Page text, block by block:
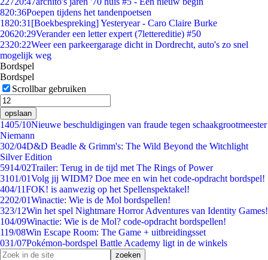
820:36Poepen tijdens het tandenpoetsen
1820:31 [Boekbespreking] Yesteryear - Caro Claire Burke
20620:29Verander een letter expert (7lettereditie) #50
2320:22Weer een parkeergarage dicht in Dordrecht, auto's zo snel
mogelijk weg
Bordspel
Bordspel
Scrollbar gebruiken
opslaan
1405/10Nieuwe beschuldigingen van fraude tegen schaakgrootmeester
Niemann
302/04D&D Beadle & Grimm's: The Wild Beyond the Witchlight
Silver Edition
5914/02Trailer: Terug in de tijd met The Rings of Power
3101/01Volg jij WIDM? Doe mee en win het code-opdracht bordspel!
404/11FOK! is aanwezig op het Spellenspektakel!
2202/01Winactie: Wie is de Mol bordspellen!
323/12Win het spel Nightmare Horror Adventures van Identity Games!
104/09Winactie: Wie is de Mol? code-opdracht bordspellen!
119/08Win Escape Room: The Game + uitbreidingsset
031/07Pokémon-bordspel Battle Academy ligt in de winkels